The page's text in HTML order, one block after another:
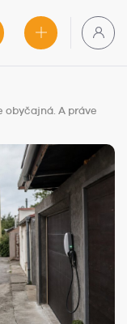
obyčajná. A práve